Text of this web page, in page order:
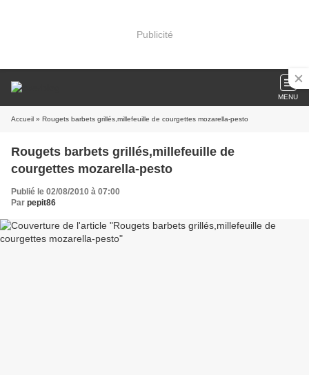
Publicité
MENU
Accueil » Rougets barbets grillés,millefeuille de courgettes mozarella-pesto
Rougets barbets grillés,millefeuille de
courgettes mozarella-pesto
Publié le 02/08/2010 à 07:00
Par pepit86